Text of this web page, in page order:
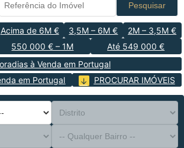
Pesquisar
Acima de 6M € 3,5M – 6M €
2M – 3,5M €
550 000 € – 1M
Até 549 000 €
à Venda em Portugal
em Portugal
PROCURAR IMÓVEIS
-- Tipo de Imóvel --
Distrito
-- Localidade --
-- Qualquer Bairro --
-- Qualquer Número --
Ordenar Por